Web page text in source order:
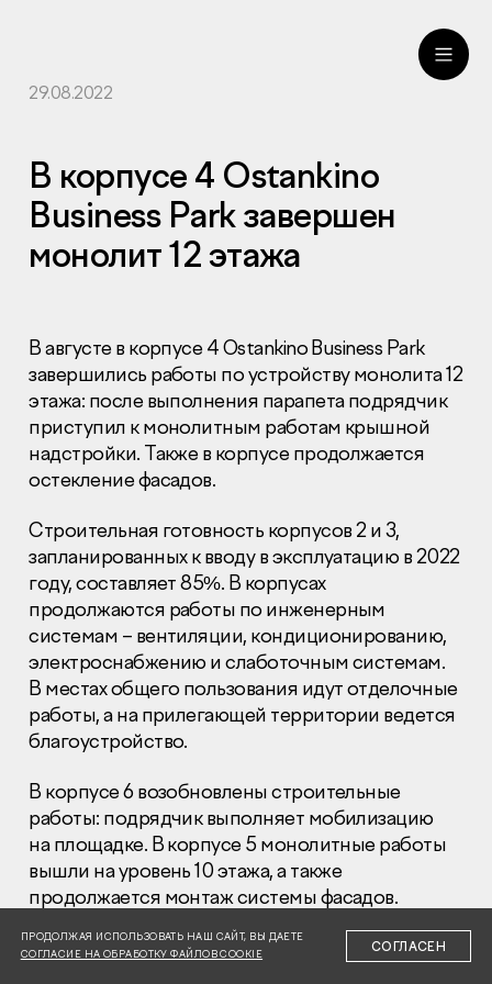
Раскрытие информации
Правовая информация
Сообщить о коррупции
Глaвный oфиc
+7 (495) 502 95 59
Отдел продаж
+7 (495) 641-35-35
Заказать звонок
© 2001-2026 Компания «Пионер»
29.08.2022
В корпусе 4 Ostankino
Business Park завершен
монолит 12 этажа
В августе в корпусе 4 Ostankino Business Park
завершились работы по устройству монолита 12
этажа: после выполнения парапета подрядчик
приступил к монолитным работам крышной
надстройки. Также в корпусе продолжается
остекление фасадов.
Строительная готовность корпусов 2 и 3,
запланированных к вводу в эксплуатацию в 2022
году, составляет 85%. В корпусах
продолжаются работы по инженерным
системам – вентиляции, кондиционированию,
электроснабжению и слаботочным системам.
В местах общего пользования идут отделочные
работы, а на прилегающей территории ведется
благоустройство.
В корпусе 6 возобновлены строительные
работы: подрядчик выполняет мобилизацию
на площадке. В корпусе 5 монолитные работы
вышли на уровень 10 этажа, а также
продолжается монтаж системы фасадов.
ПРОДОЛЖАЯ ИСПОЛЬЗОВАТЬ НАШ САЙТ, ВЫ ДАЕТЕ
СОГЛАСИЕ НА ОБРАБОТКУ ФАЙЛОВ COOKIE
СОГЛАСЕН